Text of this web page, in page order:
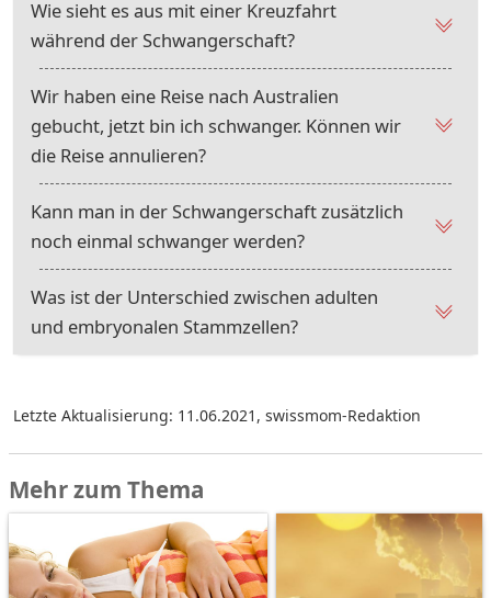
Wie sieht es aus mit einer Kreuzfahrt
während der Schwangerschaft?
Wir haben eine Reise nach Australien
gebucht, jetzt bin ich schwanger. Können wir
die Reise annulieren?
Kann man in der Schwangerschaft zusätzlich
noch einmal schwanger werden?
Was ist der Unterschied zwischen adulten
und embryonalen Stammzellen?
Letzte Aktualisierung: 11.06.2021 , swissmom-Redaktion
Mehr zum Thema